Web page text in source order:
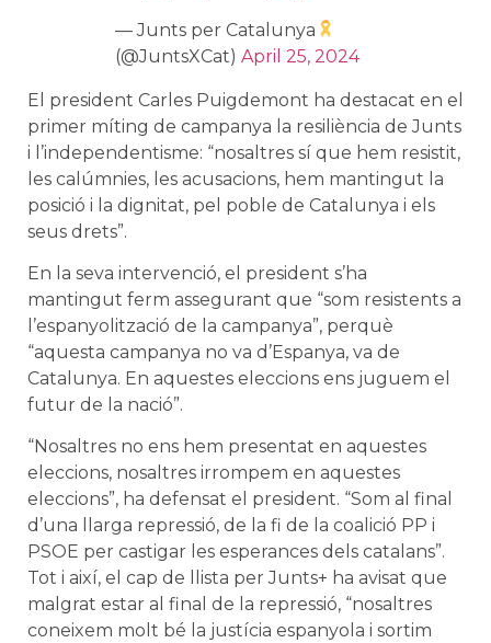
— Junts per Catalunya
(@JuntsXCat) April 25, 2024
El president Carles Puigdemont ha destacat en el
primer míting de campanya la resiliència de Junts
i l’independentisme: “nosaltres sí que hem resistit,
les calúmnies, les acusacions, hem mantingut la
posició i la dignitat, pel poble de Catalunya i els
seus drets”.
En la seva intervenció, el president s’ha
mantingut ferm assegurant que “som resistents a
l’espanyolització de la campanya”, perquè
“aquesta campanya no va d’Espanya, va de
Catalunya. En aquestes eleccions ens juguem el
futur de la nació”.
“Nosaltres no ens hem presentat en aquestes
eleccions, nosaltres irrompem en aquestes
eleccions”, ha defensat el president. “Som al final
d’una llarga repressió, de la fi de la coalició PP i
PSOE per castigar les esperances dels catalans”.
Tot i així, el cap de llista per Junts+ ha avisat que
malgrat estar al final de la repressió, “nosaltres
coneixem molt bé la justícia espanyola i sortim